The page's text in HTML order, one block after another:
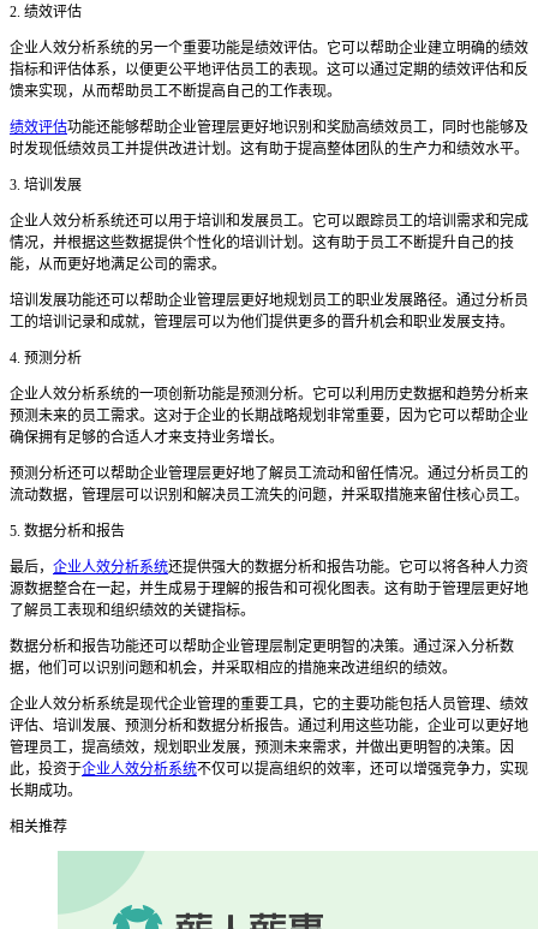
2. 绩效评估
企业人效分析系统的另一个重要功能是绩效评估。它可以帮助企业建立明确的绩效
指标和评估体系，以便更公平地评估员工的表现。这可以通过定期的绩效评估和反
馈来实现，从而帮助员工不断提高自己的工作表现。
绩效评估功能还能够帮助企业管理层更好地识别和奖励高绩效员工，同时也能够及
时发现低绩效员工并提供改进计划。这有助于提高整体团队的生产力和绩效水平。
3. 培训发展
企业人效分析系统还可以用于培训和发展员工。它可以跟踪员工的培训需求和完成
情况，并根据这些数据提供个性化的培训计划。这有助于员工不断提升自己的技
能，从而更好地满足公司的需求。
培训发展功能还可以帮助企业管理层更好地规划员工的职业发展路径。通过分析员
工的培训记录和成就，管理层可以为他们提供更多的晋升机会和职业发展支持。
4. 预测分析
企业人效分析系统的一项创新功能是预测分析。它可以利用历史数据和趋势分析来
预测未来的员工需求。这对于企业的长期战略规划非常重要，因为它可以帮助企业
确保拥有足够的合适人才来支持业务增长。
预测分析还可以帮助企业管理层更好地了解员工流动和留任情况。通过分析员工的
流动数据，管理层可以识别和解决员工流失的问题，并采取措施来留住核心员工。
5. 数据分析和报告
最后， 企业人效分析系统还提供强大的数据分析和报告功能。它可以将各种人力资
源数据整合在一起，并生成易于理解的报告和可视化图表。这有助于管理层更好地
了解员工表现和组织绩效的关键指标。
数据分析和报告功能还可以帮助企业管理层制定更明智的决策。通过深入分析数
据，他们可以识别问题和机会，并采取相应的措施来改进组织的绩效。
企业人效分析系统是现代企业管理的重要工具，它的主要功能包括人员管理、绩效
评估、培训发展、预测分析和数据分析报告。通过利用这些功能，企业可以更好地
管理员工，提高绩效，规划职业发展，预测未来需求，并做出更明智的决策。因
此，投资于企业人效分析系统不仅可以提高组织的效率，还可以增强竞争力，实现
长期成功。
相关推荐